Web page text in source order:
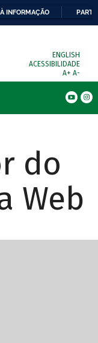
INFORMAÇÃO
ENGLISH
ACESSIBILIDADE
A+ A-
do
Web